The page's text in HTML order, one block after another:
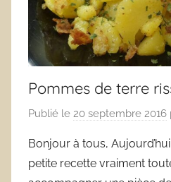
Pommes de terre
Publié le 20 septembre 2016
Bonjour à tous,
petite recette vraiment